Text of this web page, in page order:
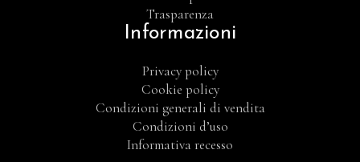
Trasparenza
Informazioni
Privacy policy
Cookie policy
Condizioni generali di vendita
Condizioni d’uso
Informativa recesso